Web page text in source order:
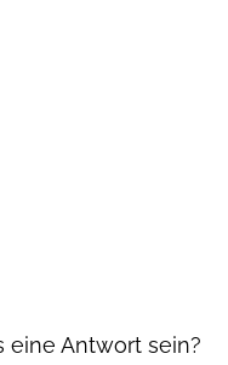
eine Antwort sein?